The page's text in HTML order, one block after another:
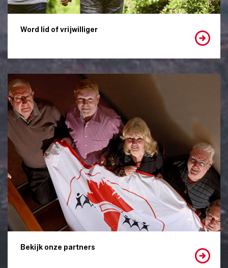
Word lid of vrijwilliger
Bekijk onze partners